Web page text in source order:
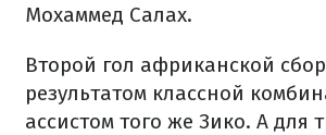
Мохаммед Салах.
Второй гол африканской
результатом классной
ассистом того же Зико. А для